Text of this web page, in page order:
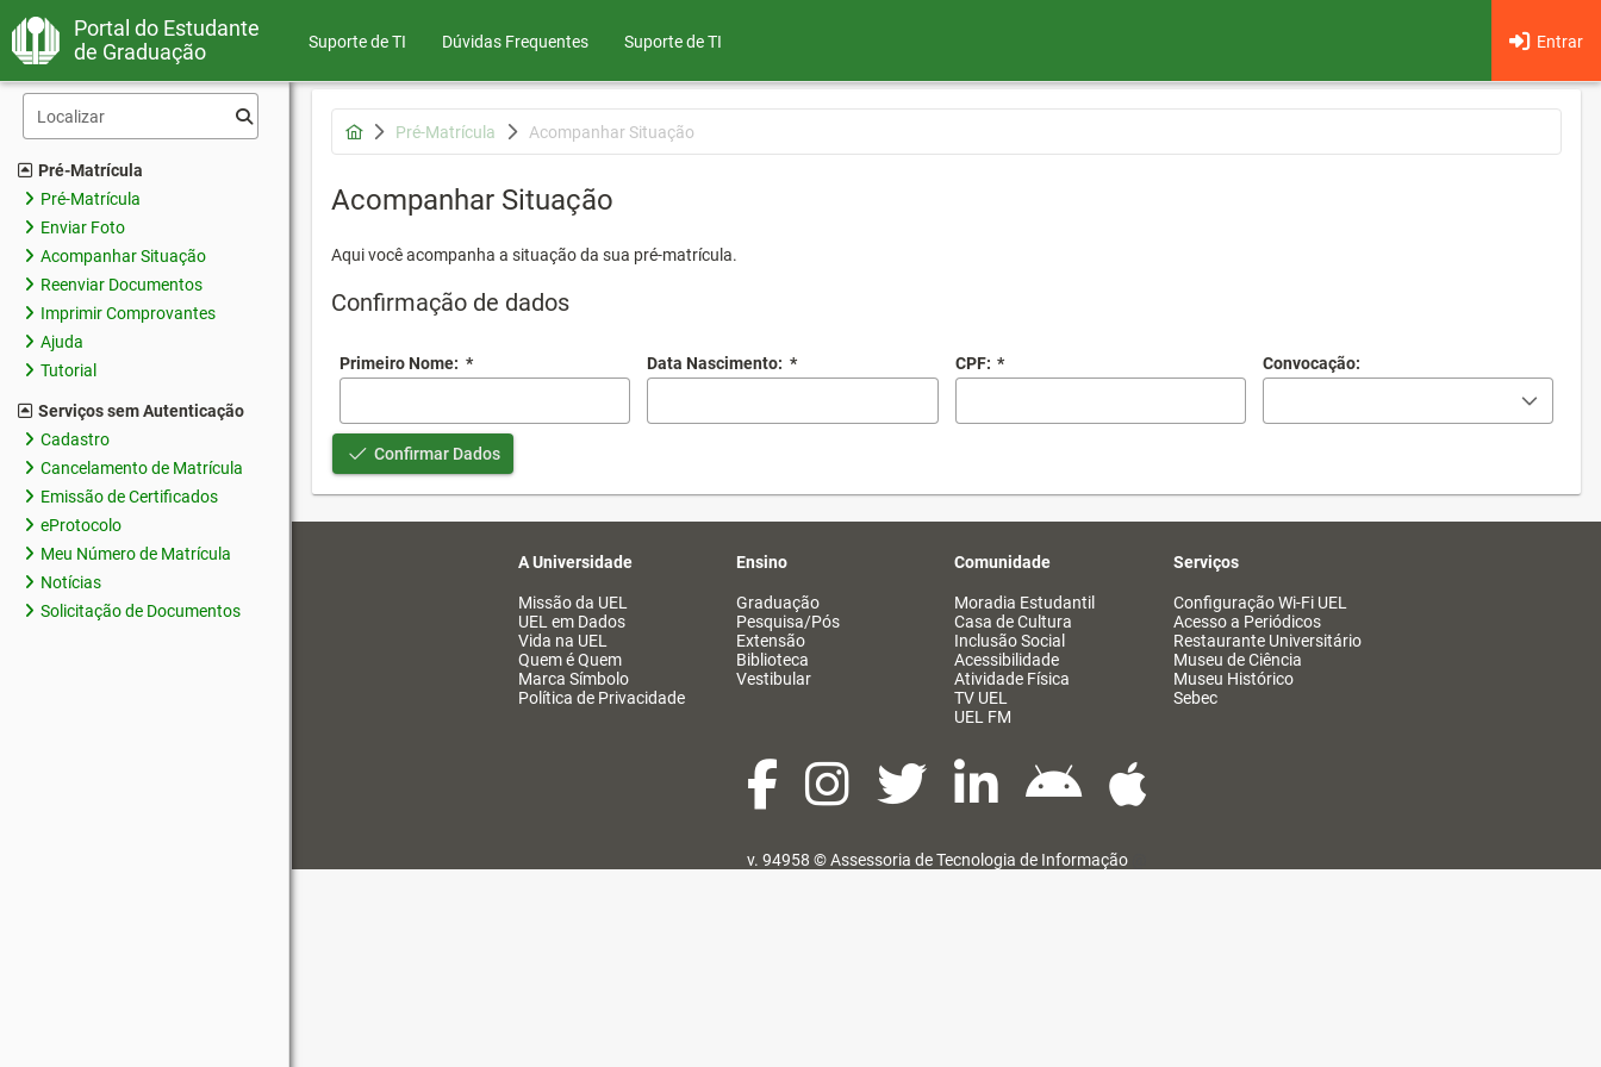
Portal do Estudante
de Graduação
Suporte de TI Dúvidas Frequentes Entrar
Suporte de TI
Pré-Matrícula
Pré-Matrícula
Enviar Foto
Acompanhar Situação
Reenviar Documentos
Imprimir Comprovantes
Ajuda
Tutorial
Serviços sem Autenticação
Cadastro
Cancelamento de Matrícula
Emissão de Certificados
eProtocolo
Meu Número de Matrícula
Notícias
Solicitação de Documentos
Pré-Matrícula Acompanhar Situação
Acompanhar Situação
Aqui você acompanha a situação da sua pré-matrícula.
Confirmação de dados
Primeiro Nome: * Data Nascimento: * CPF: * Convocação:
Confirmar Dados
A Universidade
Missão da UEL
UEL em Dados
Vida na UEL
Quem é Quem
Marca Símbolo
Política de Privacidade
Ensino
Graduação
Pesquisa/Pós
Extensão
Biblioteca
Vestibular
Comunidade
Moradia Estudantil
Casa de Cultura
Inclusão Social
Acessibilidade
Atividade Física
TV UEL
UEL FM
Serviços
Configuração Wi-Fi UEL
Acesso a Periódicos
Restaurante Universitário
Museu de Ciência
Museu Histórico
Sebec
v. 94958 ©Assessoria de Tecnologia de Informação